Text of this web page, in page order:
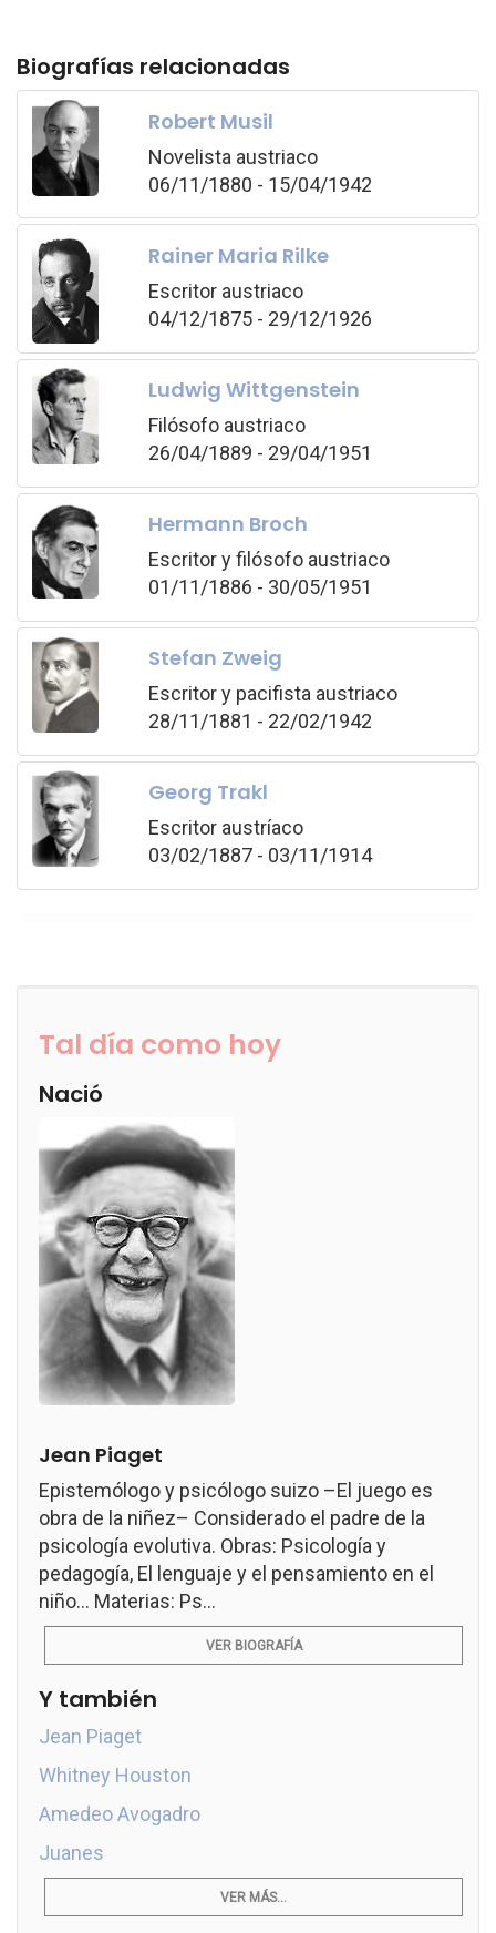
Biografías relacionadas
Robert Musil
Novelista austriaco
06/11/1880 - 15/04/1942
Rainer Maria Rilke
Escritor austriaco
04/12/1875 - 29/12/1926
Ludwig Wittgenstein
Filósofo austriaco
26/04/1889 - 29/04/1951
Hermann Broch
Escritor y filósofo austriaco
01/11/1886 - 30/05/1951
Stefan Zweig
Escritor y pacifista austriaco
28/11/1881 - 22/02/1942
Georg Trakl
Escritor austríaco
03/02/1887 - 03/11/1914
Tal día como hoy
Nació
Jean Piaget
Epistemólogo y psicólogo suizo –El juego es
obra de la niñez– Considerado el padre de la
psicología evolutiva. Obras: Psicología y
pedagogía, El lenguaje y el pensamiento en el
niño... Materias: Ps...
VER BIOGRAFÍA
Y también
Jean Piaget
Whitney Houston
Amedeo Avogadro
Juanes
VER MÁS...